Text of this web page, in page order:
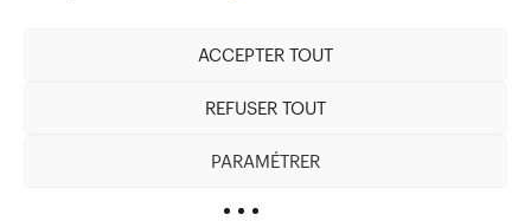
ACCEPTER TOUT
REFUSER TOUT
PARAMÉTRER